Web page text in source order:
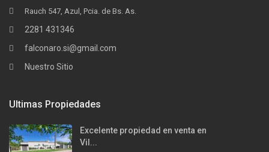
Rauch 547, Azul, Pcia. de Bs. As.
2281 431346
falconaro.si@gmail.com
Nuestro Sitio
Ultimas Propiedades
Excelente propiedad en venta en
Vil...